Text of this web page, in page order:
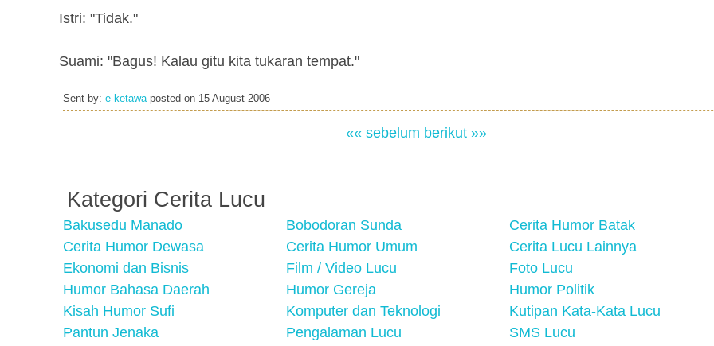
Istri: "Tidak."
Suami: "Bagus! Kalau gitu kita tukaran tempat."
Sent by: e-ketawaposted on 15 August 2006
«« sebelum berikut »»
Kategori Cerita Lucu
Bakusedu Manado Bobodoran Sunda
Cerita Humor Batak
Cerita Humor Dewasa
Cerita Humor Umum
Cerita Lucu Lainnya
Ekonomi dan Bisnis
Film / Video Lucu
Foto Lucu
Humor Bahasa Daerah
Humor Gereja
Humor Politik
Kisah Humor Sufi
Komputer dan Teknologi
Kutipan Kata-Kata Lucu
Pantun Jenaka
Pengalaman Lucu SMS Lucu